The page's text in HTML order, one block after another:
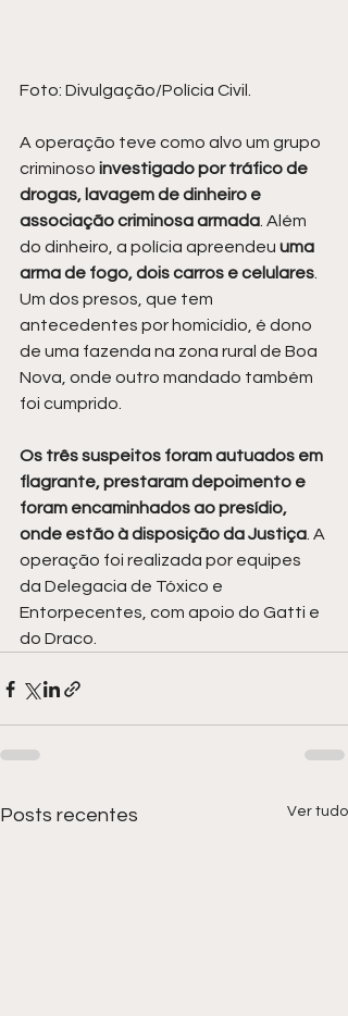
Foto: Divulgação/Polícia Civil.
A operação teve como alvo um grupo
criminoso investigado por tráfico de
drogas, lavagem de dinheiro e
associação criminosa armada. Além
do dinheiro, a polícia apreendeu uma
arma de fogo, dois carros e celulares.
Um dos presos, que tem
antecedentes por homicídio, é dono
de uma fazenda na zona rural de Boa
Nova, onde outro mandado também
foi cumprido.
Os três suspeitos foram autuados em
flagrante, prestaram depoimento e
foram encaminhados ao presídio,
onde estão à disposição da Justiça. A
operação foi realizada por equipes
da Delegacia de Tóxico e
Entorpecentes, com apoio do Gatti e
do Draco.
Posts recentes Ver tudo